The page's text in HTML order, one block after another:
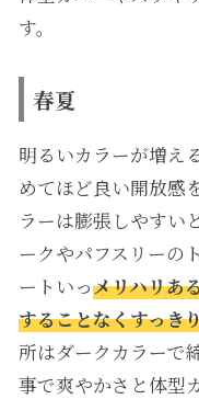
す。
春夏
明るいカラーが増え
めてほど良い開放感
ラーは膨張しやすい
ークやパフスリーの
ートいっメリハリあ
することなくすっき
所はダークカラーで
事で爽やかさと体型